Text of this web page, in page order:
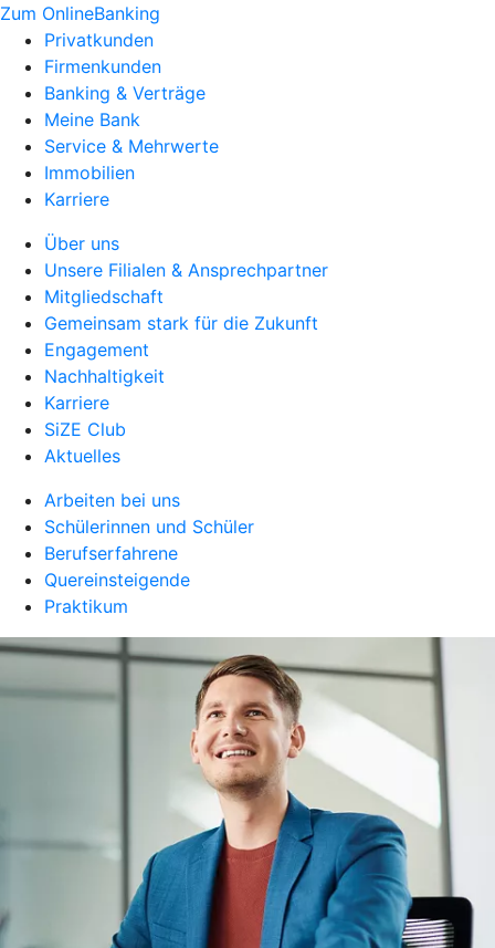
Zum OnlineBanking
Privatkunden
Firmenkunden
Banking & Verträge
Meine Bank
Service & Mehrwerte
Immobilien
Karriere
Über uns
Unsere Filialen & Ansprechpartner
Mitgliedschaft
Gemeinsam stark für die Zukunft
Engagement
Nachhaltigkeit
Karriere
SiZE Club
Aktuelles
Arbeiten bei uns
Schülerinnen und Schüler
Berufserfahrene
Quereinsteigende
Praktikum